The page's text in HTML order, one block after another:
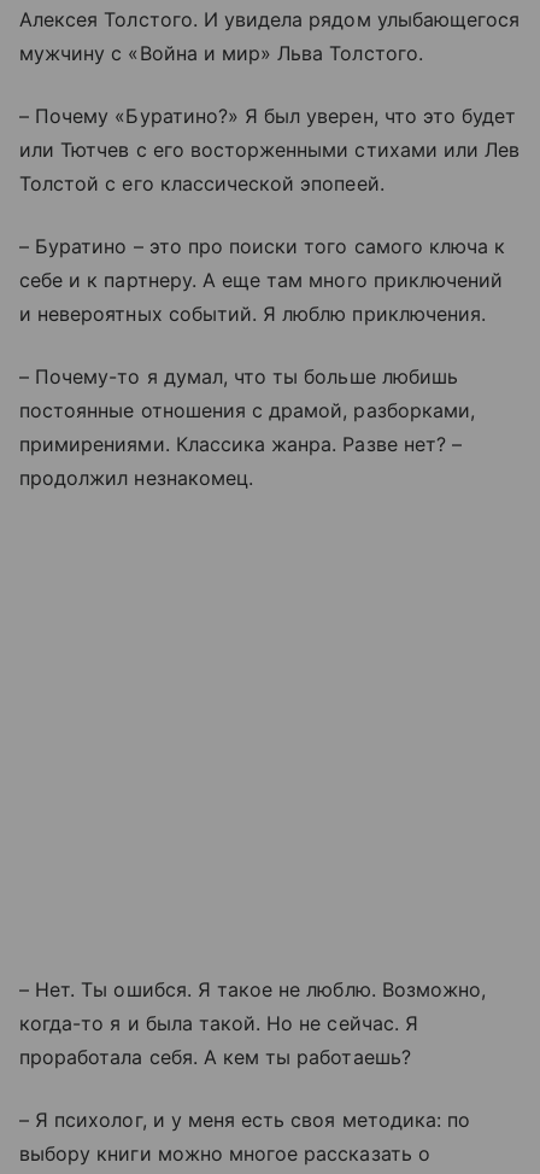
Алексея Толстого. И увидела рядом улыбающегося
мужчину с «Война и мир» Льва Толстого.
– Почему «Буратино?» Я был уверен, что это будет
или Тютчев с его восторженными стихами или Лев
Толстой с его классической эпопеей.
– Буратино – это про поиски того самого ключа к
себе и к партнеру. А еще там много приключений
и невероятных событий. Я люблю приключения.
– Почему-то я думал, что ты больше любишь
постоянные отношения с драмой, разборками,
примирениями. Классика жанра. Разве нет? –
продолжил незнакомец.
– Нет. Ты ошибся. Я такое не люблю. Возможно,
когда-то я и была такой. Но не сейчас. Я
проработала себя. А кем ты работаешь?
– Я психолог, и у меня есть своя методика: по
выбору книги можно многое рассказать о